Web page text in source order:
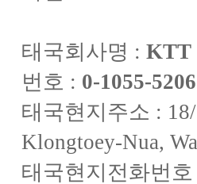
태국회사명 : KTT
번호 : 0-1055-
태국현지주소 :
Klongtoey-Nua,
태국현지전화번